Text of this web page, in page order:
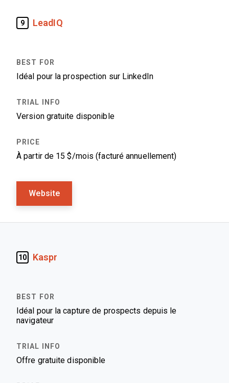
9 LeadIQ
Idéal pour la prospection sur LinkedIn
Version gratuite disponible
À partir de 15 $/mois (facturé annuellement)
Website
10 Kaspr
Idéal pour la capture de prospects depuis le
navigateur
Offre gratuite disponible